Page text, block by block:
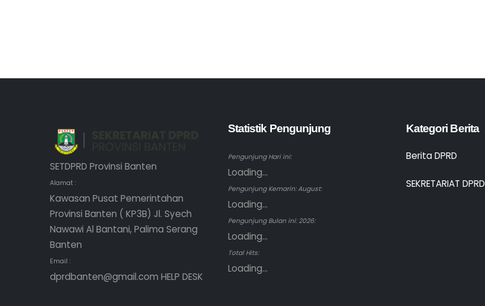
SETDPRD Provinsi Banten
Alamat :
Kawasan Pusat Pemerintahan
Provinsi Banten ( KP3B) Jl. Syech
Nawawi Al Bantani, Palima Serang
Banten
Email :
dprdbanten@gmail.com HELP DESK
Statistik Pengunjung
Pengunjung Hari ini:
Loading...
Pengunjung Kemarin: August:
Loading...
Pengunjung Bulan ini: 2026:
Loading...
Total Hits:
Loading...
Kategori Berita
Berita DPRD
SEKRETARIAT DPRD